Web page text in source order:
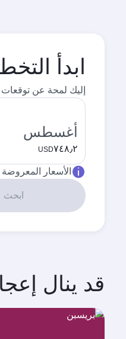
ابدأ
إليك لمحة عن توقعات
أغسطس
USD٧٤٨٫٢
الأسعار
ابحث
قد ينال